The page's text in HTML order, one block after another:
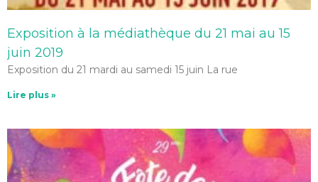
Exposition à la médiathèque du 21 mai au 15
juin 2019
Exposition du 21 mardi au samedi 15 juin La rue
Lire plus »